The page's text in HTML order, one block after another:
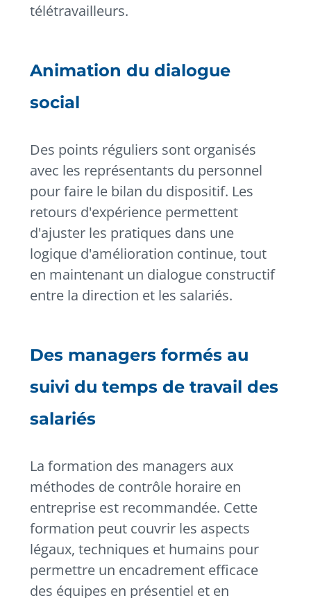
télétravailleurs.
Animation du dialogue
social
Des points réguliers sont organisés
avec les représentants du personnel
pour faire le bilan du dispositif. Les
retours d'expérience permettent
d'ajuster les pratiques dans une
logique d'amélioration continue, tout
en maintenant un dialogue constructif
entre la direction et les salariés.
Des managers formés au
suivi du temps de travail des
salariés
La formation des managers aux
méthodes de contrôle horaire en
entreprise est recommandée. Cette
formation peut couvrir les aspects
légaux, techniques et humains pour
permettre un encadrement efficace
des équipes en présentiel et en